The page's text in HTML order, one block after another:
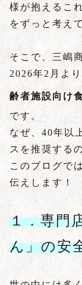
様が抱えるこ
をずっと考え
そこで、三嶋
2026年2月よ
齢者施設向け
です。
なぜ、40年以
スを推奨する
このブログで
伝えします！
１．専門
ん」の安